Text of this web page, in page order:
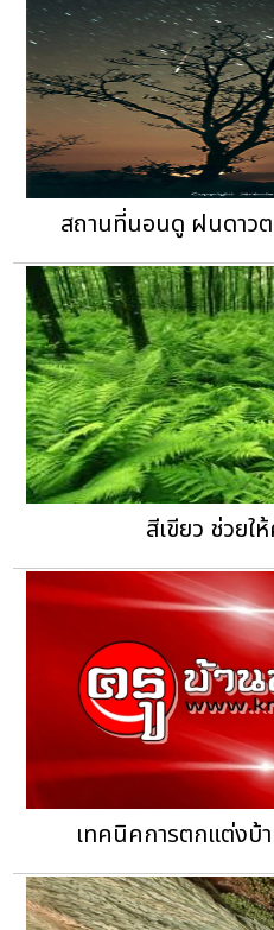
สถานที่นอนดู ฝนดาว
สีเขียว ช่วย
เทคนิคการตกแต่งบ้